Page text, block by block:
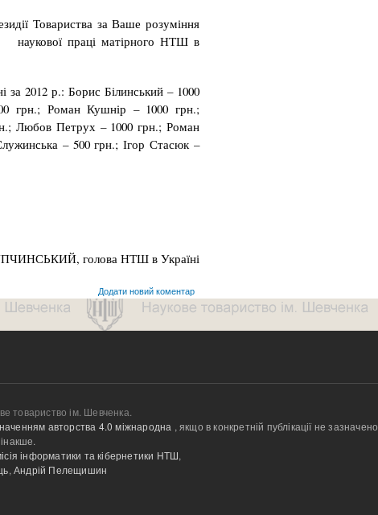
Товариства за Ваше розуміння
наукової праці матірного НТШ в
за 2012 р.: Борис Білинський – 1000
грн.; Роман Куш­нір – 1000 грн.;
Любов Петрух – 1000 грн.; Роман
– 500 грн.; Ігор Стасюк –
голова НТШ в Україні
Додати новий коментар
товариство ім. Шевченка.
авторства 4.0 міжнародна , якщо в конкретній публікації не зазначено
інакше.
інформатики та кібернетики НТШ,
, Андрій Пелещишин